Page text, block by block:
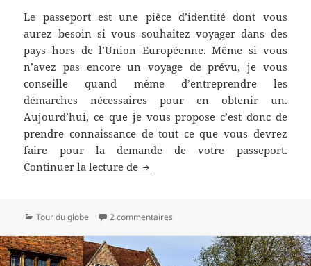
Le passeport est une pièce d’identité dont vous
aurez besoin si vous souhaitez voyager dans des
pays hors de l’Union Européenne. Même si vous
n’avez pas encore un voyage de prévu, je vous
conseille quand même d’entreprendre les
démarches nécessaires pour en obtenir un.
Aujourd’hui, ce que je vous propose c’est donc de
prendre connaissance de tout ce que vous devrez
faire pour la demande de votre passeport.
Continuer la lecture de Quelles sont les démarches à
Catégories
Tour du globe 2 commentaires